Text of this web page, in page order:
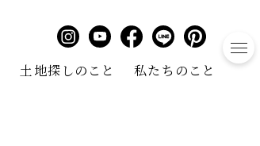
土地探しのこと 私たちのこと